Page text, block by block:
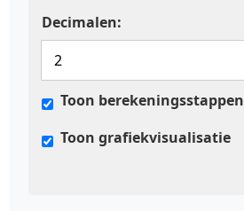
Decimalen:
Toon berekeningsstappen
Toon grafiekvisualisatie